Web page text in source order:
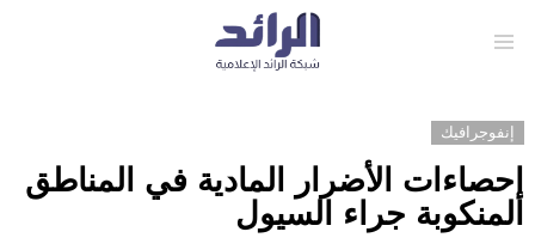
إنفوجرافيك
إحصاءات الأضرار المادية في المناطق
المنكوبة جراء السيول